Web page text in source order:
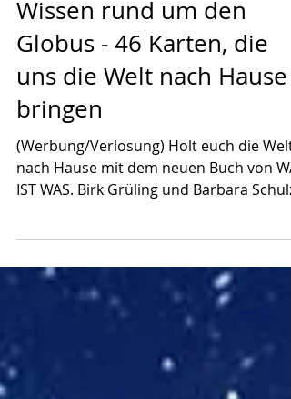
29. Apr.
Wissen rund um den
Globus - 46 Karten, die
uns die Welt nach Hause
bringen
(Werbung/Verlosung) Holt euch die Welt
IST WAS. Birk Grüling und Barbara
rund um den Globus". Ihr könnt ein
Exemplar des Buches bei mir gewinnen.
Begleiten euch die WAS IST WAS-Bücher
auch schon seit eurer Kindheit? Egal, ob
es ein Vortrag über die Ägypter,
Chamäleone oder die Geschichte der